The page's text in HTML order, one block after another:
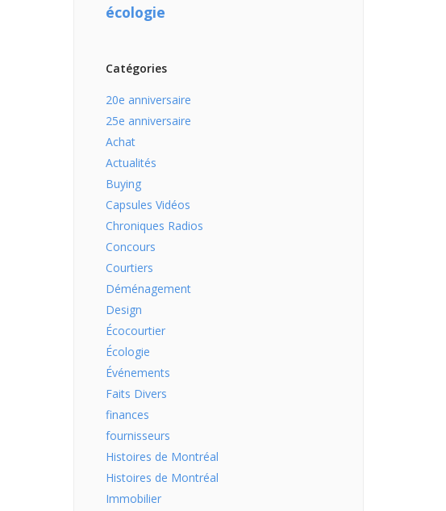
écologie
Catégories
20e anniversaire
25e anniversaire
Achat
Actualités
Buying
Capsules Vidéos
Chroniques Radios
Concours
Courtiers
Déménagement
Design
Écocourtier
Écologie
Événements
Faits Divers
finances
fournisseurs
Histoires de Montréal
Histoires de Montréal
Immobilier